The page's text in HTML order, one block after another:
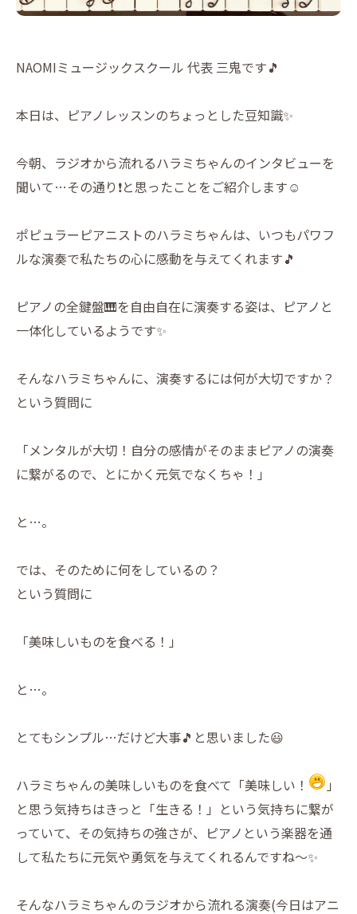
NAOMIミュージックスクール 代表 三鬼です🎵
本日は、ピアノレッスンのちょっとした豆知識✨
今朝、ラジオから流れるハラミちゃんのインタビューを
聞いて…その通り❗️と思ったことをご紹介します☺️
ポピュラーピアニストのハラミちゃんは、いつもパワフ
ルな演奏で私たちの心に感動を与えてくれます🎵
ピアノの全鍵盤🎹を自由自在に演奏する姿は、ピアノと
一体化しているようです✨
そんなハラミちゃんに、演奏するには何が大切ですか？
という質問に
「メンタルが大切！自分の感情がそのままピアノの演奏
に繋がるので、とにかく元気でなくちゃ！」
と…。
では、そのために何をしているの？
という質問に
「美味しいものを食べる！」
と…。
とてもシンプル…だけど大事🎵と思いました😃
ハラミちゃんの美味しいものを食べて「美味しい！
」
と思う気持ちはきっと「生きる！」という気持ちに繋が
っていて、その気持ちの強さが、ピアノという楽器を通
して私たちに元気や勇気を与えてくれるんですね～✨
そんなハラミちゃんのラジオから流れる演奏(今日はアニ